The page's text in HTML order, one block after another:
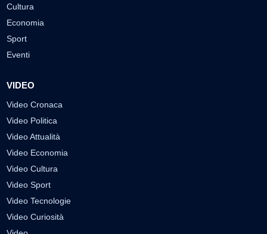
Cultura
Economia
Sport
Eventi
VIDEO
Video Cronaca
Video Politica
Video Attualità
Video Economia
Video Cultura
Video Sport
Video Tecnologie
Video Curiosità